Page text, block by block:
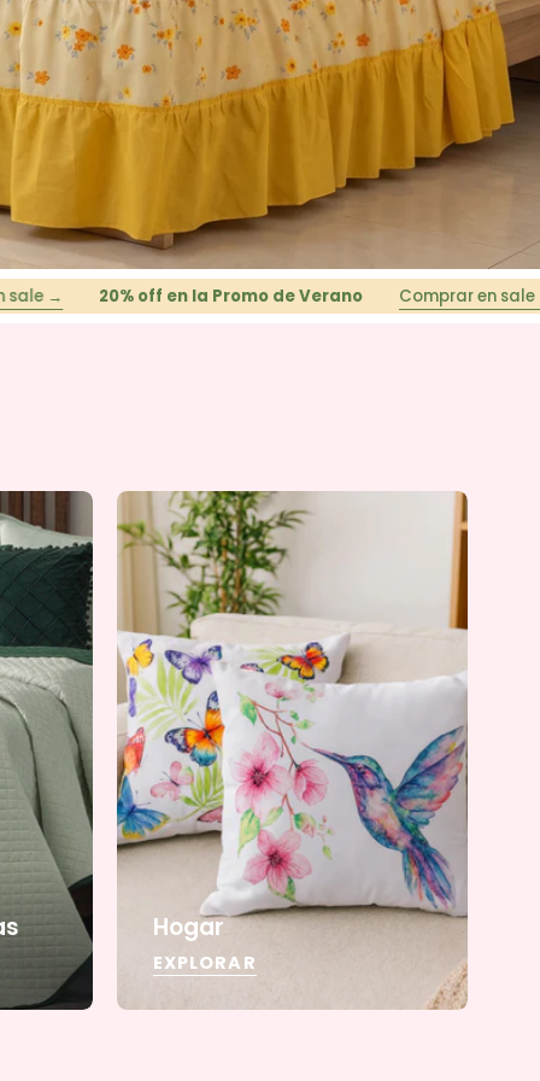
20% off en la Promo de Verano Comprar en sale →
Hogar
EXPLORAR